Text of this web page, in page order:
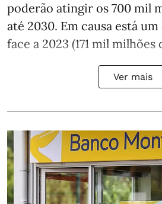
poderão atingir os 700 mil
até 2030. Em causa está
face a 2023 (171 mil milhões
Ver mais